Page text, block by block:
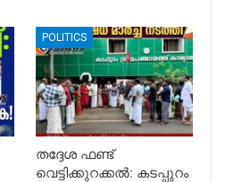
POLITICS
തദ്ദേശ ഫണ്ട്
വെട്ടിക്കുറക്കൽ: കടപ്പുറം